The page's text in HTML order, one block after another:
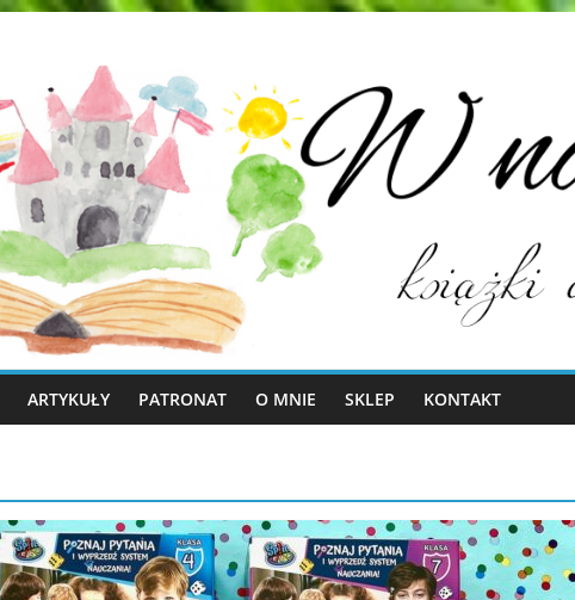
ARTYKUŁY PATRONAT O MNIE SKLEP KONTAKT